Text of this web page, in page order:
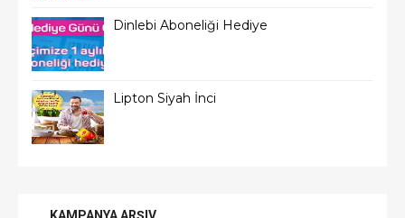
Dinlebi Aboneliği Hediye
Lipton Siyah İnci